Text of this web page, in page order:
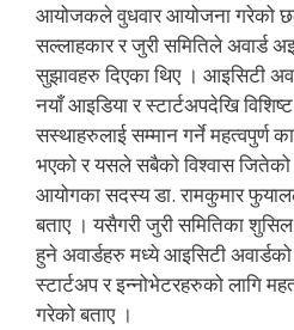
आयोजकले वुधवार आयोजना गरेको
सल्लाहकार र जुरी समितिले अवार्ड
सुझावहरु दिएका थिए । आइसिटी
नयाँ आइडिया र स्टार्टअपदेखि विशिष्ट
सस्थाहरुलाई सम्मान गर्ने महत्वपुर्ण
भएको र यसले सबैको विश्वास
आयोगका सदस्य डा. रामकुमार
बताए । यसैगरी जुरी समितिका
हुने अवार्डहरु मध्ये आइसिटी
स्टार्टअप र इन्नोभेटरहरुको लागि
गरेको बताए ।